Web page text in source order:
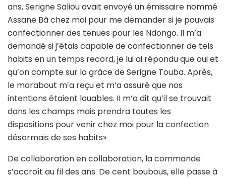
ans, Serigne Saliou avait envoyé un émissaire nommé
Assane Bâ chez moi pour me demander si je pouvais
confectionner des tenues pour les Ndongo. II m’a
demandé si j’étais capable de confectionner de tels
habits en un temps record, je lui ai répondu que oui et
qu’on compte sur la grâce de Serigne Touba. Après,
le marabout m’a reçu et m’a assuré que nos
intentions étaient louables. II m’a dit qu’il se trouvait
dans les champs mais prendra toutes les
dispositions pour venir chez moi pour la confection
désormais de ses habits»
De collaboration en collaboration, la commande
s’accroît au fil des ans. De cent boubous, elle passe à